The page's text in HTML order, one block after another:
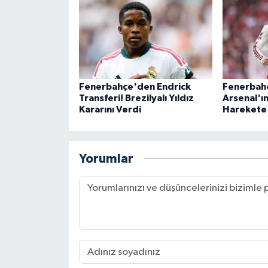
Fenerbahçe'den Endrick
Transferi! Brezilyalı Yıldız
Kararını Verdi
Arsenal'ın
Yorumlar